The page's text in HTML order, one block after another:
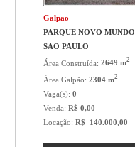
Galpao
PARQUE NOVO MUNDO
SAO PAULO
Área Construída:2649 m2
Área Galpão:2304 m2
Vaga(s):0
Venda:R$ 0,00
Locação:R$ 140.000,00